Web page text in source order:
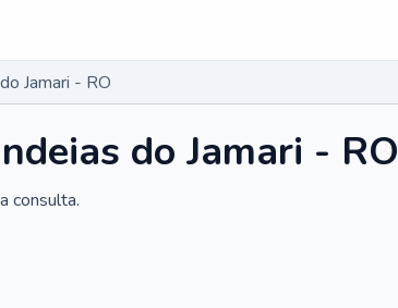
Jamari - RO
do Jamari - RO
consulta.